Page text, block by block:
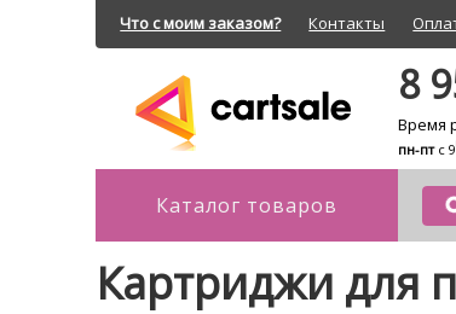
Что с моим заказом? Контакты
8
Время
пн-птс 9
Каталог товаров
Картриджи для